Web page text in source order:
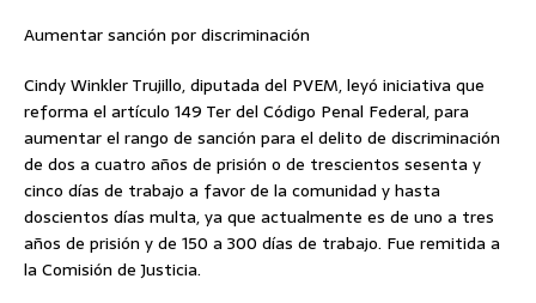
Aumentar sanción por discriminación
Cindy Winkler Trujillo, diputada del PVEM, leyó iniciativa que
reforma el artículo 149 Ter del Código Penal Federal, para
aumentar el rango de sanción para el delito de discriminación
de dos a cuatro años de prisión o de trescientos sesenta y
cinco días de trabajo a favor de la comunidad y hasta
doscientos días multa, ya que actualmente es de uno a tres
años de prisión y de 150 a 300 días de trabajo. Fue remitida a
la Comisión de Justicia.